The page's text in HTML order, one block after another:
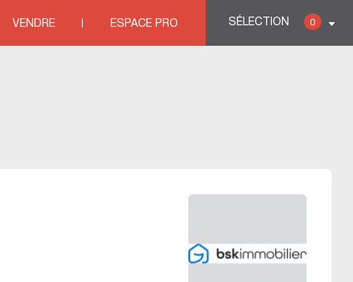
SÉLECTION 0
VENDRE ESPACE PRO